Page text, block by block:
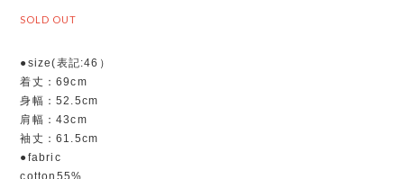
SOLD OUT
●size(表記:46）
着丈：69cm
身幅：52.5cm
肩幅：43cm
袖丈：61.5cm
●fabric
cotton55%